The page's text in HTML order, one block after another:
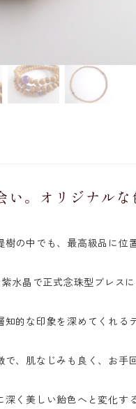
。オリジナルな
樹の中でも、最高級品に位
水晶で正式念珠型ブレス
的な印象を深めてくれる
、肌なじみも良く、お手
く美しい飴色へと変化す
クボダイジュ)
晶(ムラサキズイショウ)
し〕 約26cm